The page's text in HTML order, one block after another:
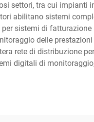
settori, tra cui impianti
abilitano sistemi
sistemi di
delle
rete di distribuzione
digitali di